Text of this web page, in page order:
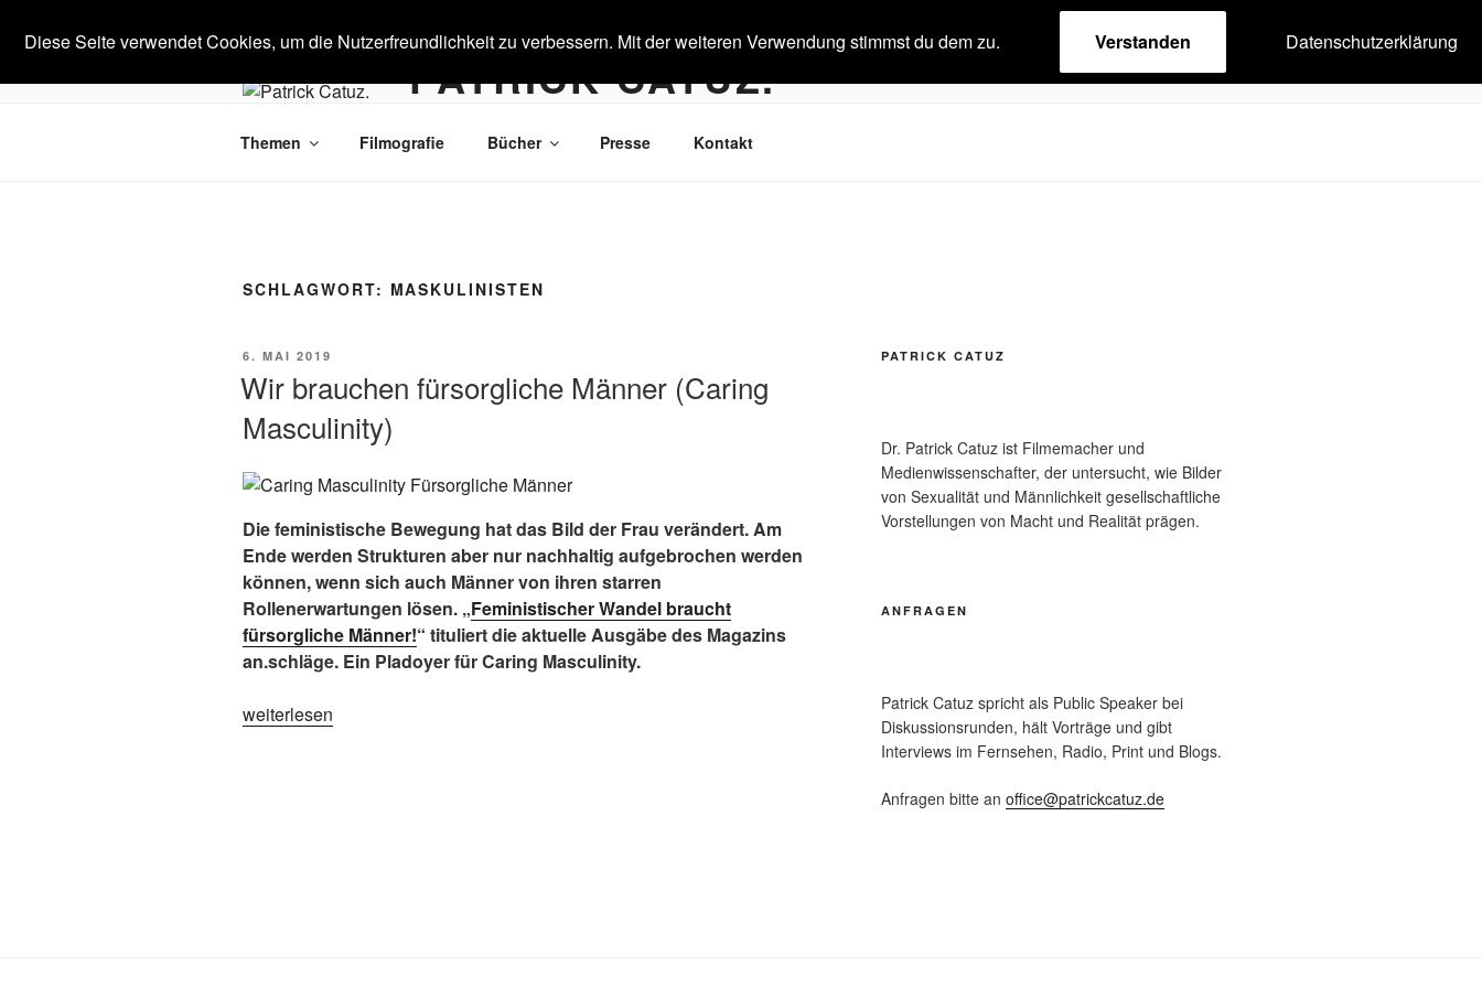
Inhalt
PATRICK CATUZ.
Themen Filmografie Bücher Presse Kontakt
SCHLAGWORT: MASKULINISTEN
VERÖFFENTLICHT
6. MAI 2019
Wir brauchen fürsorgliche Männer (Caring
Masculinity)
Die feministische Bewegung hat das Bild der Frau verändert. Am
Ende werden Strukturen aber nur nachhaltig aufgebrochen werden
können, wenn sich auch Männer von ihren starren
Rollenerwartungen lösen. „Feministischer Wandel braucht
fürsorgliche Männer!“ tituliert die aktuelle Ausgäbe des Magazins
an.schläge. Ein Pladoyer für Caring Masculinity.
„Wir
weiterlesen
PATRICK CATUZ
Dr. Patrick Catuz ist Filmemacher und
Medienwissenschafter, der untersucht, wie Bilder
von Sexualität und Männlichkeit gesellschaftliche
Vorstellungen von Macht und Realität prägen.
ANFRAGEN
Patrick Catuz spricht als Public Speaker bei
Diskussionsrunden, hält Vorträge und gibt
Interviews im Fernsehen, Radio, Print und Blogs.
Anfragen bitte an office@patrickcatuz.de
Diese Seite verwendet Cookies, um die Nutzerfreundlichkeit zu verbessern. Mit der weiteren Verwendung stimmst du dem zu. Verstanden Datenschutzerklärung